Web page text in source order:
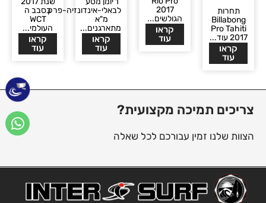
תחרות
Billabong
Pro Tahiti
2017 עוד...
קראו
עוד
2017
הגולשים...
קראו
עוד
לבאלי-אינדונזיה-פרק
מ"א
מתארגנים...
קראו
עוד
בסבב ה
WCT
העולמי...
קראו
עוד
צריכים תמיכה מקצועית?
הצוות שלנו זמין עבורכם לכל שאלה